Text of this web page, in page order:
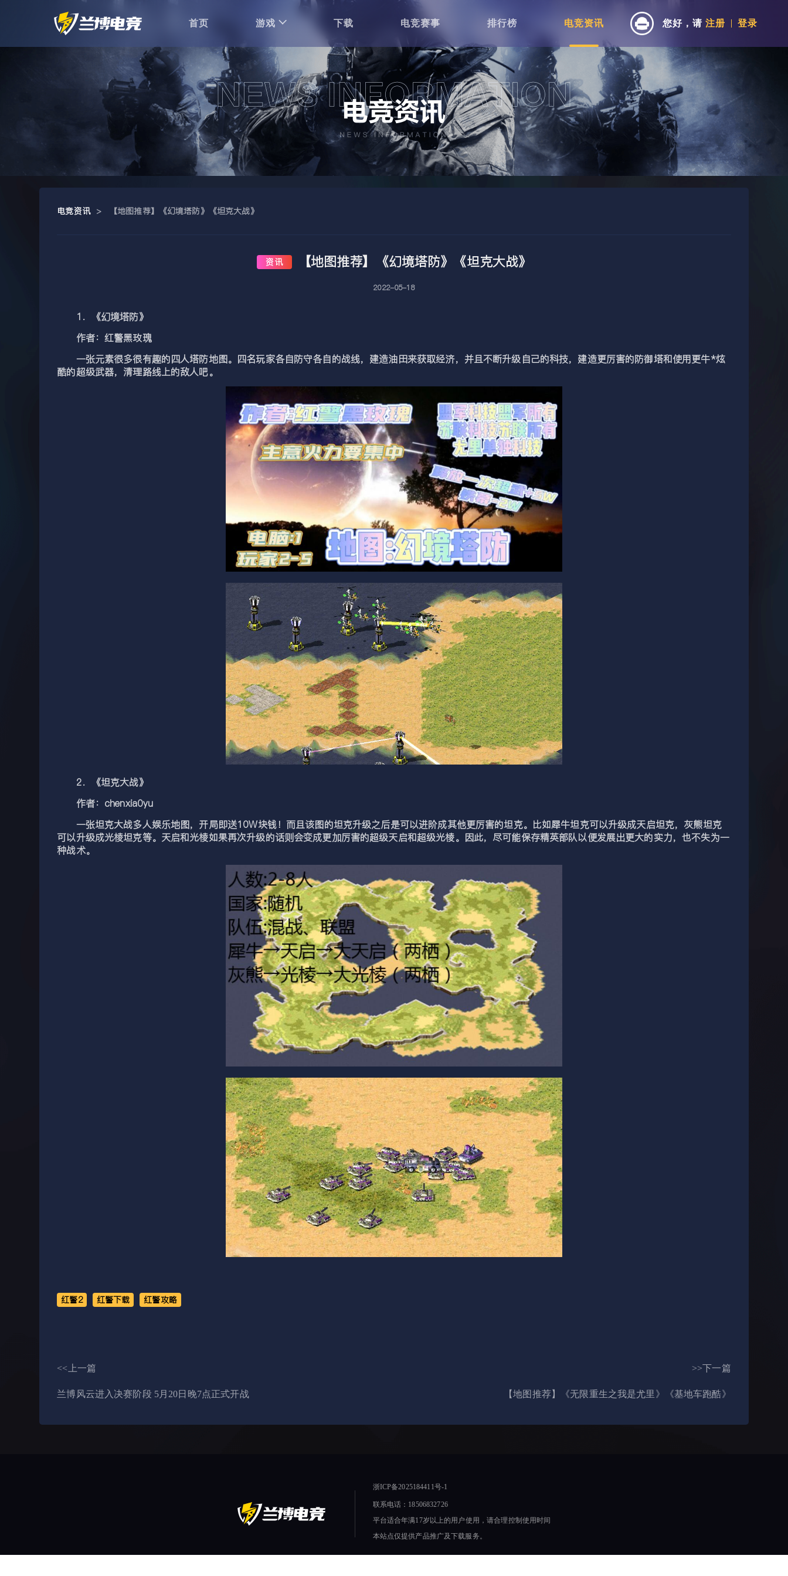
首页 游戏 下载 电竞赛事 排行榜 电竞资讯 您好，请 注册 登录
电竞资讯 > 【地图推荐】《幻境塔防》《坦克大战》
资讯 【地图推荐】《幻境塔防》《坦克大战》
2022-05-18
1．《幻境塔防》
作者：红警黑玫瑰
一张元素很多很有趣的四人塔防地图。四名玩家各自防守各自的战线，建造油田来获取经济，并且不断升级自己的科技，建造更厉害的防御塔和使用更牛*炫
酷的超级武器，清理路线上的敌人吧。
2．《坦克大战》
作者：chenxia0yu
一张坦克大战多人娱乐地图，开局即送10W块钱！而且该图的坦克升级之后是可以进阶成其他更厉害的坦克。比如犀牛坦克可以升级成天启坦克，灰熊坦克
可以升级成光棱坦克等。天启和光棱如果再次升级的话则会变成更加厉害的超级天启和超级光棱。因此，尽可能保存精英部队以便发展出更大的实力，也不失为一
种战术。
红警2 红警下载 红警攻略
<<上一篇
兰博风云进入决赛阶段 5月20日晚7点正式开战
>>下一篇
【地图推荐】《无限重生之我是尤里》《基地车跑酷》
浙ICP备2025184411号-1
联系电话：18506832726
平台适合年满17岁以上的用户使用，请合理控制使用时间
本站点仅提供产品推广及下载服务。